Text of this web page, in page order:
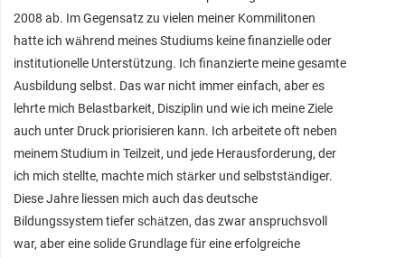
2008 ab. Im Gegensatz zu vielen meiner Kommilitonen
hatte ich während meines Studiums keine finanzielle oder
institutionelle Unterstützung. Ich finanzierte meine gesamte
Ausbildung selbst. Das war nicht immer einfach, aber es
lehrte mich Belastbarkeit, Disziplin und wie ich meine Ziele
auch unter Druck priorisieren kann. Ich arbeitete oft neben
meinem Studium in Teilzeit, und jede Herausforderung, der
ich mich stellte, machte mich stärker und selbstständiger.
Diese Jahre liessen mich auch das deutsche
Bildungssystem tiefer schätzen, das zwar anspruchsvoll
war, aber eine solide Grundlage für eine erfolgreiche